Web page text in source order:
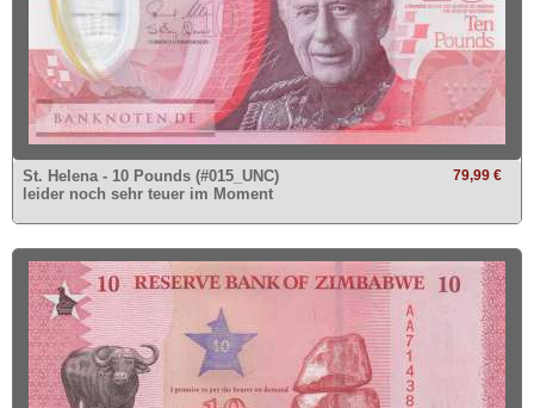
79,99 €
St. Helena - 10 Pounds (#015_UNC)
leider noch sehr teuer im Moment